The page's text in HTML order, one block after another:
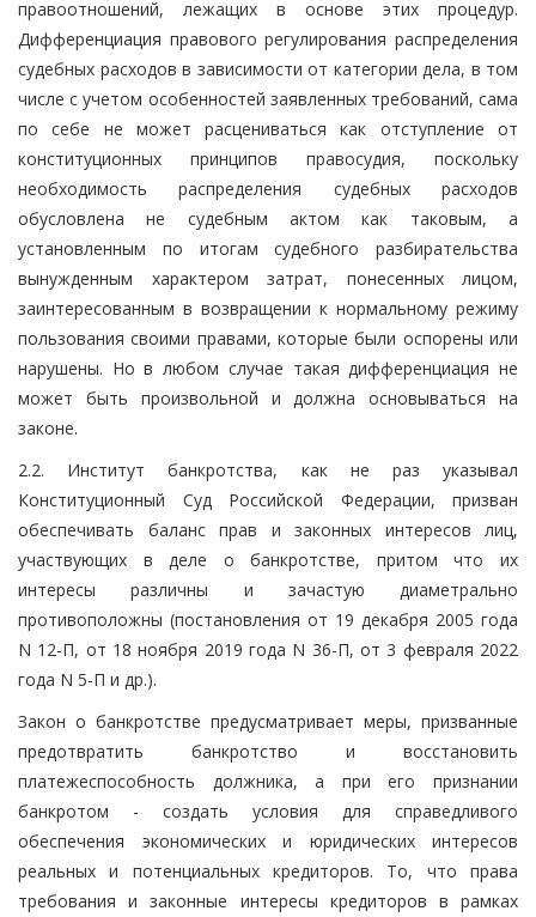
правоотношений, лежащих в основе этих процедур.
Дифференциация правового регулирования распределения
судебных расходов в зависимости от категории дела, в том
числе с учетом особенностей заявленных требований, сама
по себе не может расцениваться как отступление от
конституционных принципов правосудия, поскольку
необходимость распределения судебных расходов
обусловлена не судебным актом как таковым, а
установленным по итогам судебного разбирательства
вынужденным характером затрат, понесенных лицом,
заинтересованным в возвращении к нормальному режиму
пользования своими правами, которые были оспорены или
нарушены. Но в любом случае такая дифференциация не
может быть произвольной и должна основываться на
законе.
2.2. Институт банкротства, как не раз указывал
Конституционный Суд Российской Федерации, призван
обеспечивать баланс прав и законных интересов лиц,
участвующих в деле о банкротстве, притом что их
интересы различны и зачастую диаметрально
противоположны (постановления от 19 декабря 2005 года
N 12-П, от 18 ноября 2019 года N 36-П, от 3 февраля 2022
года N 5-П и др.).
Закон о банкротстве предусматривает меры, призванные
предотвратить банкротство и восстановить
платежеспособность должника, а при его признании
банкротом - создать условия для справедливого
обеспечения экономических и юридических интересов
реальных и потенциальных кредиторов. То, что права
требования и законные интересы кредиторов в рамках